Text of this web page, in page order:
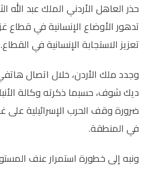
حذر العاهل الأردني الملك عبد الله
تدهور الأوضاع الإنسانية في قطاع
تعزيز الاستجابة الإنسانية في القطاع.
وجدد ملك الأردن، خلال اتصال
ديك شوف، حسبما ذكرته وكالة الأنباء
ضرورة وقف الحرب الإسرائيلية على
في المنطقة.
ونبه إلى خطورة استمرار عنف